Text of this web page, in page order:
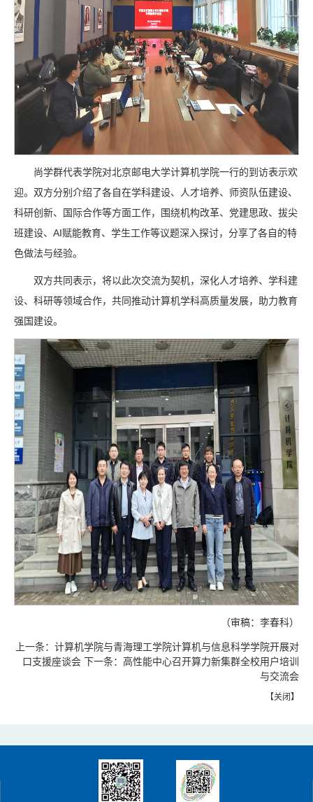
尚学群代表学院对北京邮电大学计算机学院一行的到访表示欢
迎。双方分别介绍了各自在学科建设、人才培养、师资队伍建设、
科研创新、国际合作等方面工作，围绕机构改革、党建思政、拔尖
班建设、AI赋能教育、学生工作等议题深入探讨，分享了各自的特
色做法与经验。
双方共同表示，将以此次交流为契机，深化人才培养、学科建
设、科研等领域合作，共同推动计算机学科高质量发展，助力教育
强国建设。
（审稿：李春科）
上一条： 计算机学院与青海理工学院计算机与信息科学学院开展对
口支援座谈会 下一条： 高性能中心召开算力新集群全校用户培训
与交流会
【关闭】